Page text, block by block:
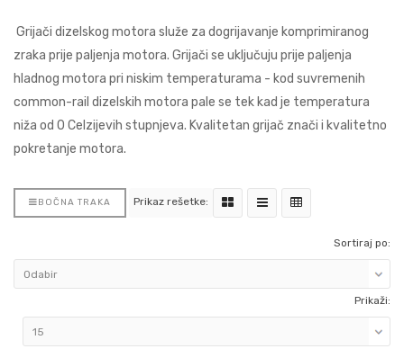
Grijači dizelskog motora služe za dogrijavanje komprimiranog
zraka prije paljenja motora. Grijači se uključuju prije paljenja
hladnog motora pri niskim temperaturama - kod suvremenih
common-rail dizelskih motora pale se tek kad je temperatura
niža od 0 Celzijevih stupnjeva. Kvalitetan grijač znači i kvalitetno
pokretanje motora.
BOČNA TRAKA Prikaz rešetke:
Sortiraj po:
Prikaži: